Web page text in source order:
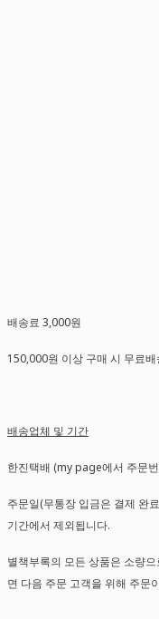
배송료 3,000원
150,000원 이상 구매 시 무료배
배송업체 및 기간
한진택배 (my page에서 주문
주문일(무통장 입금은 결제 완
기간에서 제외됩니다.
별책부록의 모든 상품은 소량
면 다음 주문 고객을 위해 주문